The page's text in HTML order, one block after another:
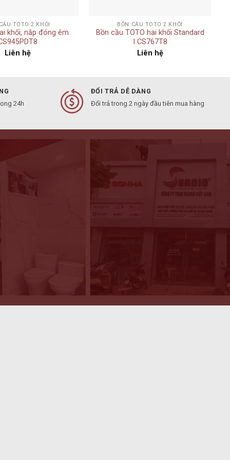
TOTO 2 KHỐI
khối, nắp đóng êm
Liên hệ
BỒN CẦU TOTO 2 KHỐI
Bồn cầu TOTO hai khối Standard
I CS767T8
Liên hệ
24h
ĐỔI TRẢ DỄ DÀNG
Đổi trả trong 2 ngày đầu tiên mua hàng